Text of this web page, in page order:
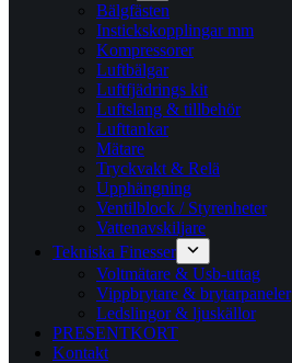
Bälgfästen
Instickskopplingar mm
Kompressorer
Luftbälgar
Luftfjädrings kit
Luftslang & tillbehör
Lufttankar
Mätare
Tryckvakt & Relä
Upphängning
Ventilblock / Styrenheter
Vattenavskiljare
Tekniska Finesser
Voltmätare & Usb-uttag
Vippbrytare & brytarpaneler
Ledslingor & ljuskällor
PRESENTKORT
Kontakt